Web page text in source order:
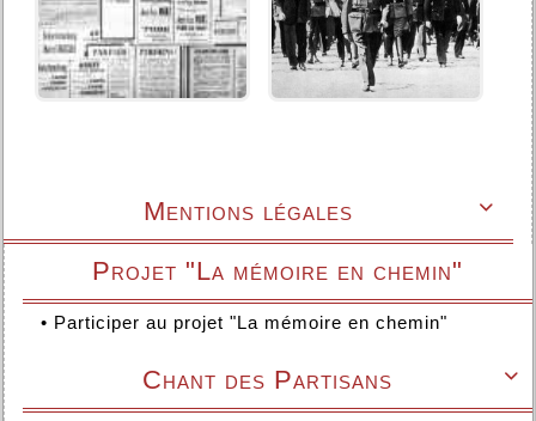

Mentions légales
Projet "La mémoire en chemin"
• Participer au projet "La mémoire en chemin"

Chant des Partisans